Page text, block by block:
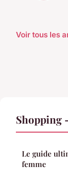
Voir tous les
Shopping
Le guide
femme